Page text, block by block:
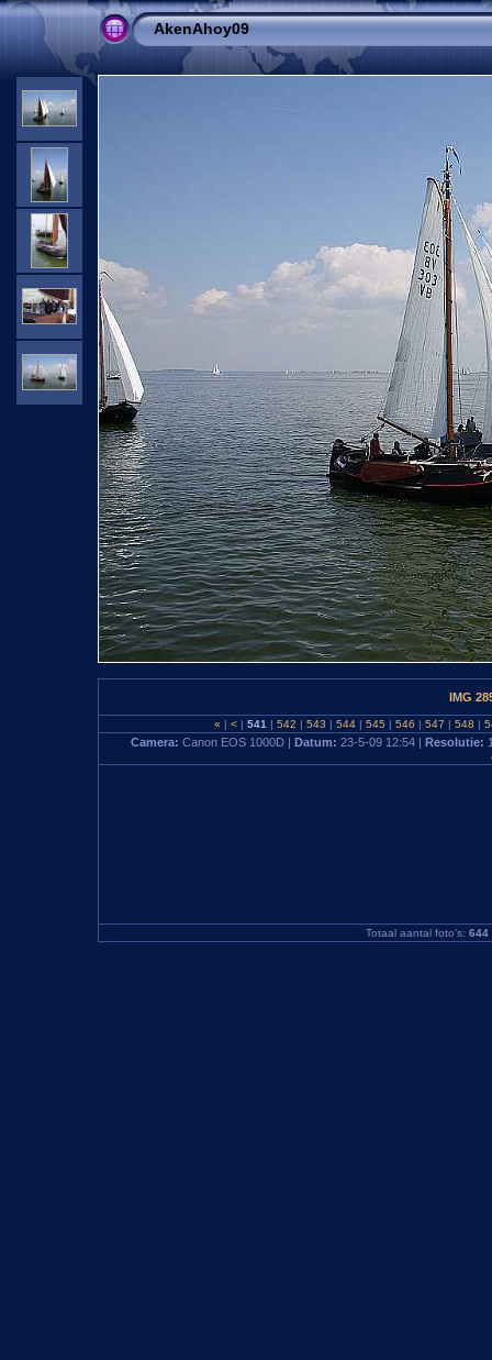
AkenAhoy09
IMG
« | < | 541 | 542 | 543 | 544 | 545 | 546 | 547 | 548 |
Camera: Canon EOS 1000D | Datum: 23-5-09 12:54 | Resolutie:
Totaal aantal foto's: 644